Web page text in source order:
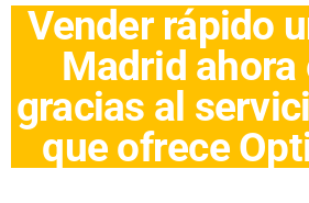
Vender rápido
Madrid ahora
gracias al
que ofrece